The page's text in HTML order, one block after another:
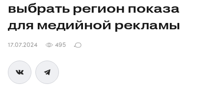
выбрать регион показа
для медийной рекламы
17.07.2024 495